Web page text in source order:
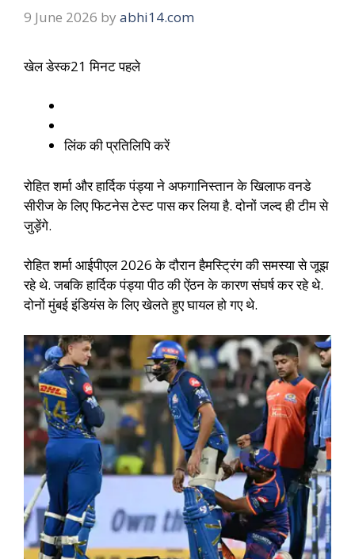
9 June 2026 by abhi14.com
खेल डेस्क21 मिनट पहले
लिंक की प्रतिलिपि करें
रोहित शर्मा और हार्दिक पंड्या ने अफगानिस्तान के खिलाफ वनडे
सीरीज के लिए फिटनेस टेस्ट पास कर लिया है. दोनों जल्द ही टीम से
जुड़ेंगे.
रोहित शर्मा आईपीएल 2026 के दौरान हैमस्ट्रिंग की समस्या से जूझ
रहे थे. जबकि हार्दिक पंड्या पीठ की ऐंठन के कारण संघर्ष कर रहे थे.
दोनों मुंबई इंडियंस के लिए खेलते हुए घायल हो गए थे.